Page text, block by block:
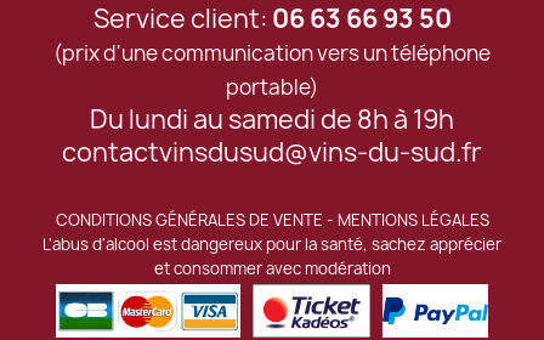
Service client: 06 63 66 93 50
(prix d'une communication vers un téléphone
portable)
Du lundi au samedi de 8h à 19h
contactvinsdusud@vins-du-sud.fr
CONDITIONS GÉNÉRALES DE VENTE - MENTIONS LÉGALES
L'abus d'alcool est dangereux pour la santé, sachez apprécier
et consommer avec modération